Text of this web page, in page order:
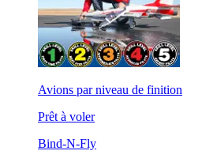
Avions par niveau de finition
Prêt à voler
Bind-N-Fly